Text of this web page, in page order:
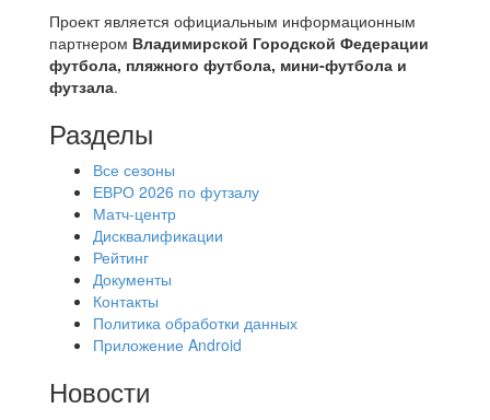
Проект является официальным информационным
партнером Владимирской Городской Федерации
футбола, пляжного футбола, мини-футбола и
футзала.
Разделы
Все сезоны
ЕВРО 2026 по футзалу
Матч-центр
Дисквалификации
Рейтинг
Документы
Контакты
Политика обработки данных
Приложение Android
Новости